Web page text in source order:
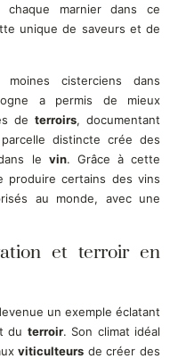
marnier dans ce
unique de saveurs et de
moines cisterciens dans
a permis de mieux
de terroirs, documentant
distincte crée des
le vin. Grâce à cette
produire certains des vins
au monde, avec une
et terroir en
un exemple éclatant
du terroir. Son climat idéal
viticulteurs de créer des